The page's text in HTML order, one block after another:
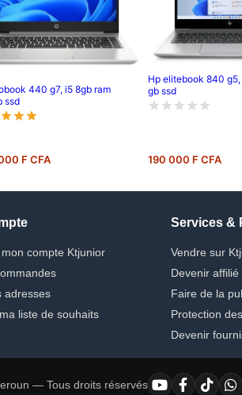
440 g7, i5 8gb ram
ssd
F CFA
Hp elitebook 840
gb ssd
190 000 F CFA
compte Ktjunior
adresses
liste de souhaits
Services &
Vendre sur
Devenir affilié
Faire de la
Protection
Devenir
— Tous droits réservés